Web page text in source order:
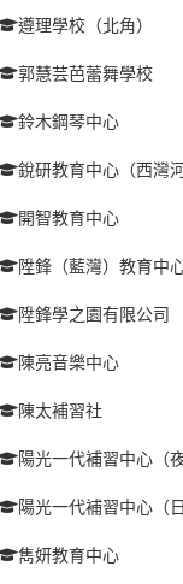
遵理學校（北角）
郭慧芸芭蕾舞學校
鈴木鋼琴中心
銳研教育中心（西灣河
開智教育中心
陞鋒（藍灣）教育中
陞鋒學之園有限公司
陳亮音樂中心
陳太補習社
陽光一代補習中心（夜
陽光一代補習中心（日
雋妍教育中心